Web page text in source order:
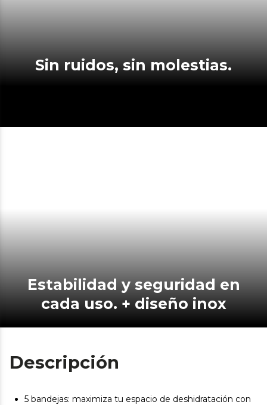
Sin ruidos, sin molestias.
Estabilidad y seguridad en
cada uso. + diseño inox
Descripción
5 bandejas: maximiza tu espacio de deshidratación con